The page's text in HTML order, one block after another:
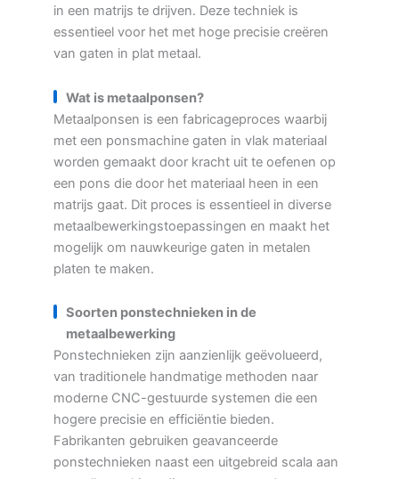
in een matrijs te drijven. Deze techniek is
essentieel voor het met hoge precisie creëren
van gaten in plat metaal.
Wat is metaalponsen?
Metaalponsen is een fabricageproces waarbij
met een ponsmachine gaten in vlak materiaal
worden gemaakt door kracht uit te oefenen op
een pons die door het materiaal heen in een
matrijs gaat. Dit proces is essentieel in diverse
metaalbewerkingstoepassingen en maakt het
mogelijk om nauwkeurige gaten in metalen
platen te maken.
Soorten ponstechnieken in de
metaalbewerking
Ponstechnieken zijn aanzienlijk geëvolueerd,
van traditionele handmatige methoden naar
moderne CNC-gestuurde systemen die een
hogere precisie en efficiëntie bieden.
Fabrikanten gebruiken geavanceerde
ponstechnieken naast een uitgebreid scala aan